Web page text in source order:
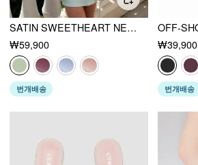
SATIN SWEETHEART NECK RUFFLE HEM BACKLESS MINI DRESS
₩59,900
번개배송
₩39,900
번개배송